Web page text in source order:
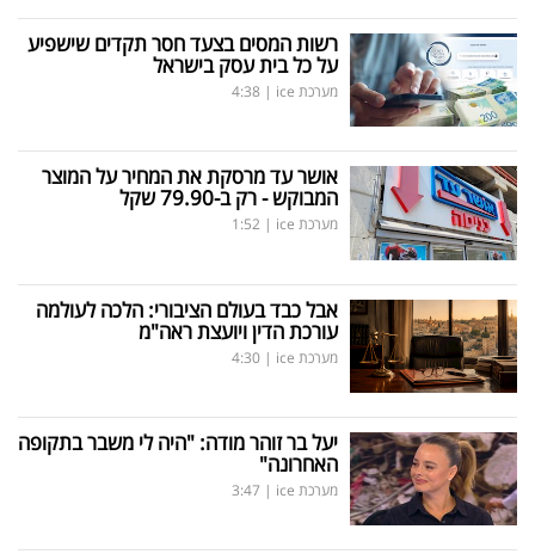
רשות המסים בצעד חסר תקדים שישפיע
על כל בית עסק בישראל
מערכת ice |
4:38
אושר עד מרסקת את המחיר על המוצר
המבוקש - רק ב-79.90 שקל
מערכת ice |
1:52
אבל כבד בעולם הציבורי: הלכה לעולמה
עורכת הדין ויועצת ראה"מ
מערכת ice |
4:30
יעל בר זוהר מודה: "היה לי משבר בתקופה
האחרונה"
מערכת ice |
3:47